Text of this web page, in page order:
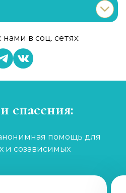
Записаться
Записаться
в соц. сетях:
спасения:
помощь для
и созависимых